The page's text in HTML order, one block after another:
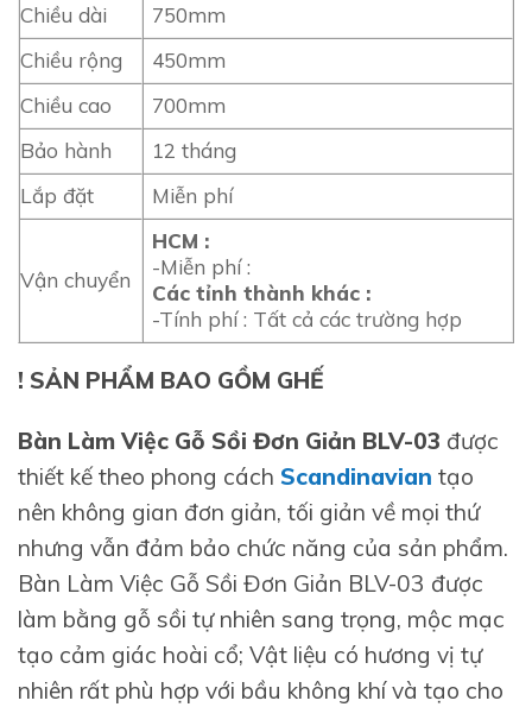
Chiều dài
750mm
Chiều rộng
450mm
Chiều cao
700mm
Bảo hành
12 tháng
Lắp đặt
Miễn phí
Vận chuyển
HCM :
-Miễn phí :
Các tỉnh thành khác :
-Tính phí : Tất cả các trường hợp
! SẢN PHẨM BAO GỒM GHẾ
Bàn Làm Việc Gỗ Sồi Đơn Giản BLV-03 được
thiết kế theo phong cách Scandinavian tạo
nên không gian đơn giản, tối giản về mọi thứ
nhưng vẫn đảm bảo chức năng của sản phẩm.
Bàn Làm Việc Gỗ Sồi Đơn Giản BLV-03 được
làm bằng gỗ sồi tự nhiên sang trọng, mộc mạc
tạo cảm giác hoài cổ; Vật liệu có hương vị tự
nhiên rất phù hợp với bầu không khí và tạo cho